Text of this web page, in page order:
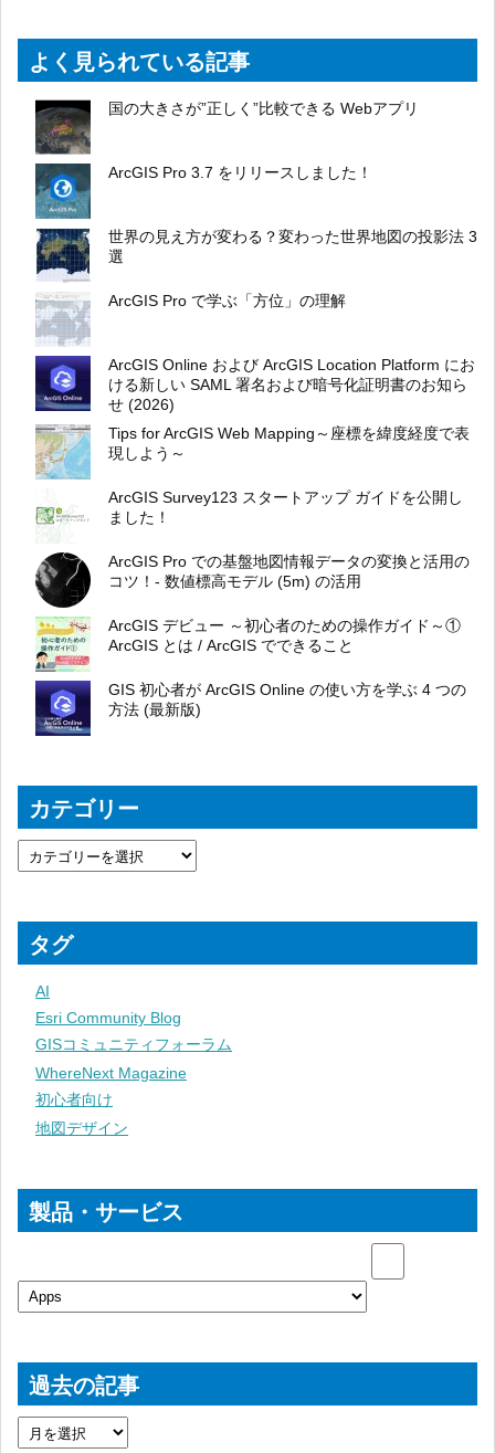
よく見られている記事
国の大きさが”正しく”比較できる Webアプリ
ArcGIS Pro 3.7 をリリースしました！
世界の見え方が変わる？変わった世界地図の投影法 3
選
ArcGIS Pro で学ぶ「方位」の理解
ArcGIS Online および ArcGIS Location Platform にお
ける新しい SAML 署名および暗号化証明書のお知ら
せ (2026)
Tips for ArcGIS Web Mapping～座標を緯度経度で表
現しよう～
ArcGIS Survey123 スタートアップ ガイドを公開し
ました！
ArcGIS Pro での基盤地図情報データの変換と活用の
コツ！- 数値標高モデル (5m) の活用
ArcGIS デビュー ～初心者のための操作ガイド～①
ArcGIS とは / ArcGIS でできること
GIS 初心者が ArcGIS Online の使い方を学ぶ 4 つの
方法 (最新版)
カテゴリー
タグ
AI
Esri Community Blog
GISコミュニティフォーラム
WhereNext Magazine
初心者向け
地図デザイン
製品・サービス
過去の記事